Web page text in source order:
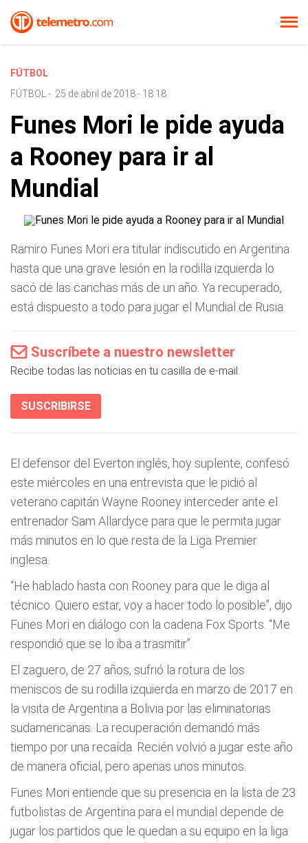
FÚTBOL
FÚTBOL
- 25 de abril de 2018 - 18:18
Funes Mori le pide ayuda
a Rooney para ir al
Mundial
Ramiro Funes Mori era titular indiscutido en Argentina
hasta que una grave lesión en la rodilla izquierda lo
sacó de las canchas más de un año. Ya recuperado,
está dispuesto a todo para jugar el Mundial de Rusia.
Suscríbete a nuestro newsletter
Recibe todas las noticias en tu casilla de e-mail.
SUSCRIBIRSE
El defensor del Everton inglés, hoy suplente, confesó
este miércoles en una entrevista que le pidió al
veterano capitán Wayne Rooney interceder ante el
entrenador Sam Allardyce para que le permita jugar
más minutos en lo que resta de la Liga Premier
inglesa.
“He hablado hasta con Rooney para que le diga al
técnico. Quiero estar, voy a hacer todo lo posible”, dijo
Funes Mori en diálogo con la cadena Fox Sports. “Me
respondió que se lo iba a trasmitir”.
El zaguero, de 27 años, sufrió la rotura de los
meniscos de su rodilla izquierda en marzo de 2017 en
la visita de Argentina a Bolivia por las eliminatorias
sudamericanas. La recuperación demandó más
tiempo por una recaída. Recién volvió a jugar este año
de manera oficial, pero apenas unos minutos.
Funes Mori entiende que su presencia en la lista de 23
futbolistas de Argentina para el mundial depende de
jugar los partidos que le quedan a su equipo en la liga